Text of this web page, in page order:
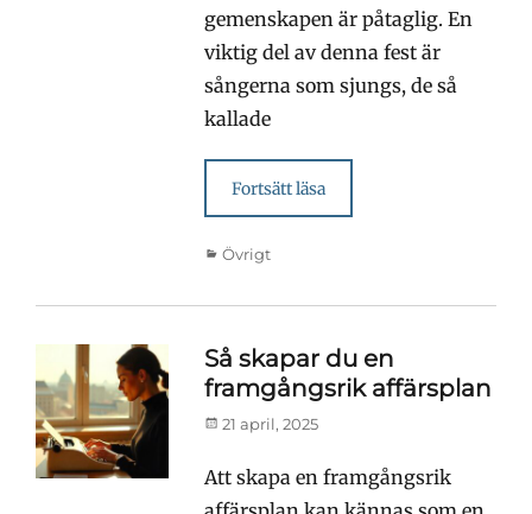
gemenskapen är påtaglig. En
viktig del av denna fest är
sångerna som sjungs, de så
kallade
Fortsätt läsa
Kategorier
Övrigt
Så skapar du en
framgångsrik affärsplan
Publicerad
21 april, 2025
Att skapa en framgångsrik